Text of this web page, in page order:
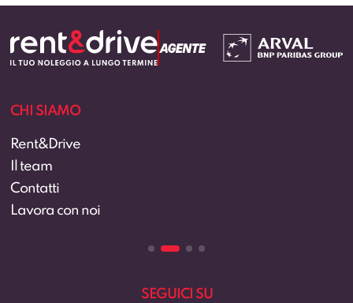
CHI SIAMO
Rent&Drive
Il team
Contatti
Lavora con noi
SEGUICI SU